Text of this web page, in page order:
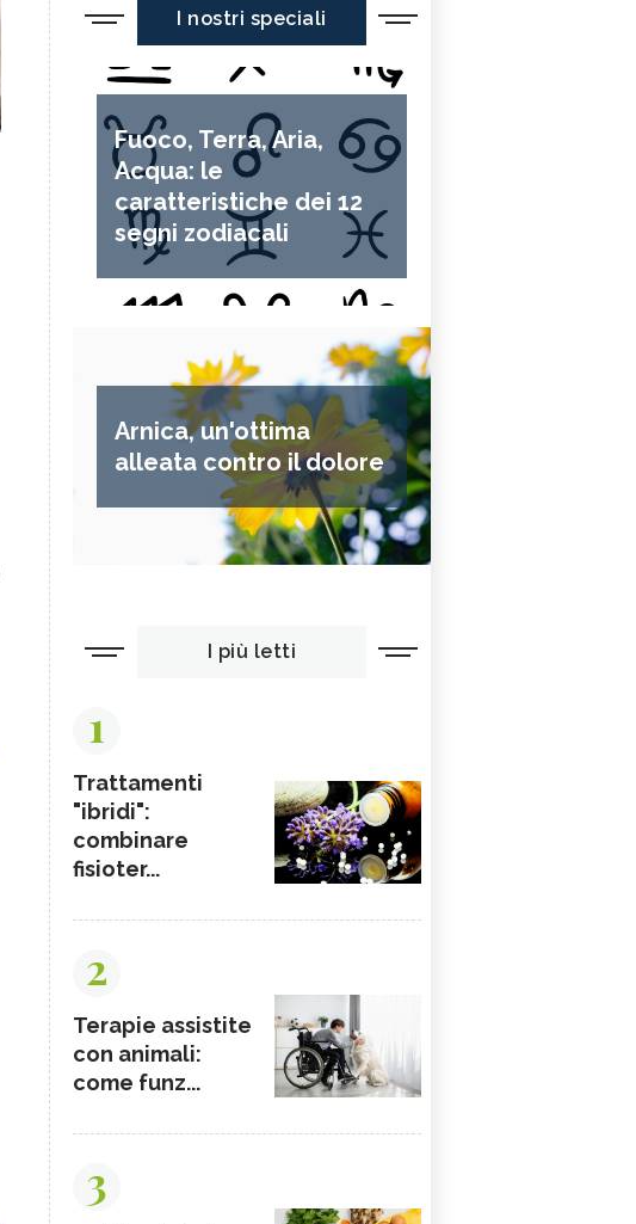
I nostri speciali
Fuoco, Terra, Aria,
Acqua: le
caratteristiche dei 12
segni zodiacali
Arnica, un'ottima
alleata contro il dolore
I più letti
1
Trattamenti
"ibridi":
combinare
fisioter...
2
Terapie assistite
con animali:
come funz...
3